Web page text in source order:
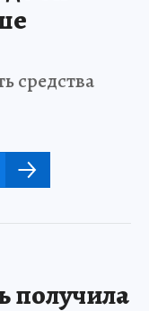
средства
получила